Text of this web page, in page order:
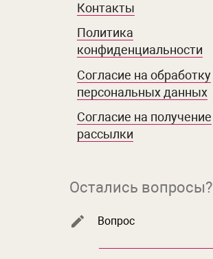
Контакты
Политика
конфиденциальности
Согласие на обработку
персональных данных
Согласие на получение
рассылки
Остались вопросы?
Вопрос